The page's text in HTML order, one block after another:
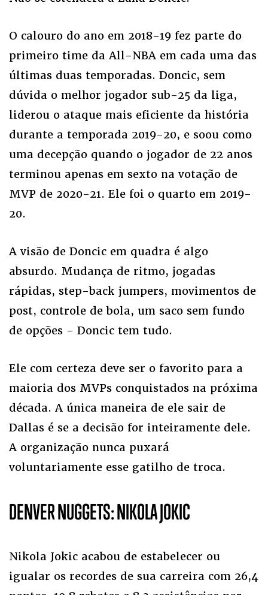
O calouro do ano em 2018-19 fez parte do
primeiro time da All-NBA em cada uma das
últimas duas temporadas. Doncic, sem
dúvida o melhor jogador sub-25 da liga,
liderou o ataque mais eficiente da história
durante a temporada 2019-20, e soou como
uma decepção quando o jogador de 22 anos
terminou apenas em sexto na votação de
MVP de 2020-21. Ele foi o quarto em 2019-
20.
A visão de Doncic em quadra é algo
absurdo. Mudança de ritmo, jogadas
rápidas, step-back jumpers, movimentos de
post, controle de bola, um saco sem fundo
de opções - Doncic tem tudo.
Ele com certeza deve ser o favorito para a
maioria dos MVPs conquistados na próxima
década. A única maneira de ele sair de
Dallas é se a decisão for inteiramente dele.
A organização nunca puxará
voluntariamente esse gatilho de troca.
DENVER NUGGETS: NIKOLA JOKIC
Nikola Jokic acabou de estabelecer ou
igualar os recordes de sua carreira com 26,4